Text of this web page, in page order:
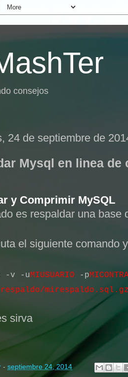
consejos
24 de septiembre de
Mysql en linea de
y Comprimir MySQL
es respaldar una base
el siguiente comando
-v -uMIUSUARIO -pMICONT
sirva
- septiembre 24, 2014